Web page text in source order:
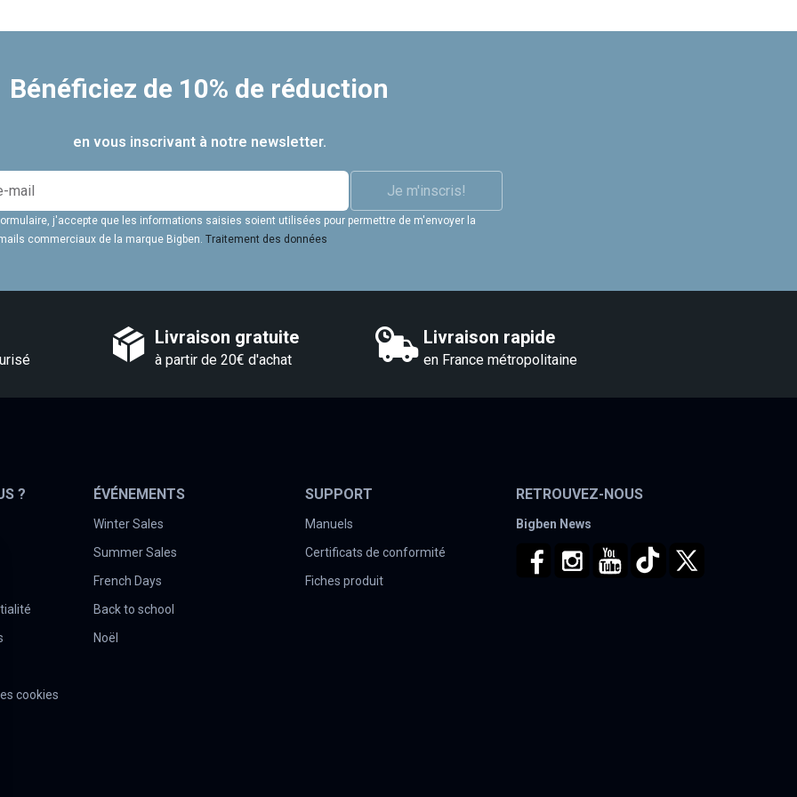
Bénéficiez de 10% de réduction
en vous inscrivant à notre newsletter.
j'accepte que les informations saisies soient utilisées pour permettre de m'envoyer la
commerciaux de la marque Bigben. Traitement des données
Je m'inscris!
Livraison gratuite
à partir de 20€ d'achat
Livraison rapide
en France métropolitaine
?
cookies
ÉVÉNEMENTS
Winter Sales
Summer Sales
French Days
Back to school
Noël
SUPPORT
Manuels
Certificats de conformité
Fiches produit
RETROUVEZ-NOUS
Bigben News